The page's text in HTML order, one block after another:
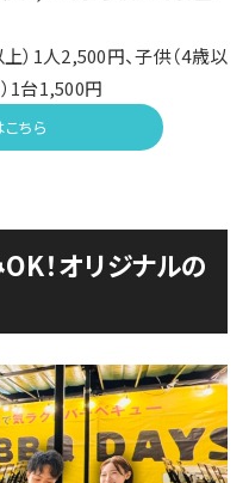
）1人2,500円、子供（4歳以
1台1,500円
ちら
！オリジナルの